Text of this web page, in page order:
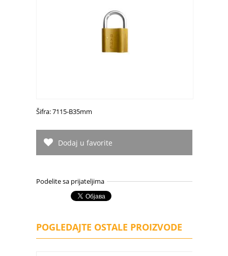
Šifra: 7115-B35mm
Dodaj u favorite
Podelite sa prijateljima
POGLEDAJTE OSTALE PROIZVODE